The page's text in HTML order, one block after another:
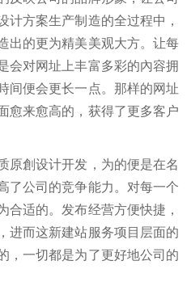
计方案生产制造的全过程中，
出的更为精美美观大方。让每
会对网址上丰富多彩的內容拥
间便会更长一点。那样的网址
愈来愈高的，获得了更多客户
創设计开发，为的便是在名
了公司的竞争能力。对每一个
合适的。发布经营方便快捷，
进而这新建站服务项目层面的
，一切都是为了更好地公司的